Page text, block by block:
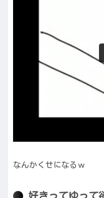
なんかくせになるｗ
好きってゆって